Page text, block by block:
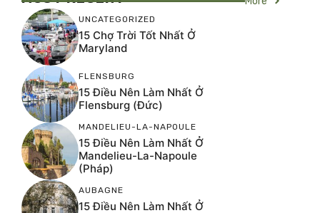
UNCATEGORIZED
15 Chợ Trời Tốt Nhất Ở
Maryland
FLENSBURG
15 Điều Nên Làm Nhất Ở
Flensburg (Đức)
MANDELIEU-LA-NAPOULE
15 Điều Nên Làm Nhất Ở
Mandelieu-La-Napoule
(Pháp)
AUBAGNE
15 Điều Nên Làm Nhất Ở